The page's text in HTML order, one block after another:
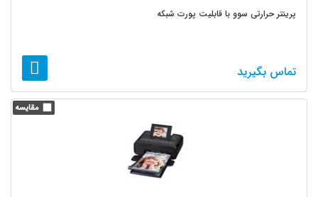
پرینتر حرارتی سوو با قابلیت پورت شبکه
تماس بگیرید